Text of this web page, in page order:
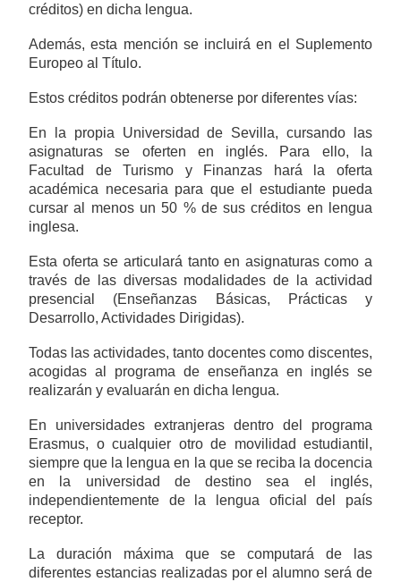
créditos) en dicha lengua.
Además, esta mención se incluirá en el Suplemento
Europeo al Título.
Estos créditos podrán obtenerse por diferentes vías:
En la propia Universidad de Sevilla, cursando las
asignaturas se oferten en inglés. Para ello, la
Facultad de Turismo y Finanzas hará la oferta
académica necesaria para que el estudiante pueda
cursar al menos un 50 % de sus créditos en lengua
inglesa.
Esta oferta se articulará tanto en asignaturas como a
través de las diversas modalidades de la actividad
presencial (Enseñanzas Básicas, Prácticas y
Desarrollo, Actividades Dirigidas).
Todas las actividades, tanto docentes como discentes,
acogidas al programa de enseñanza en inglés se
realizarán y evaluarán en dicha lengua.
En universidades extranjeras dentro del programa
Erasmus, o cualquier otro de movilidad estudiantil,
siempre que la lengua en la que se reciba la docencia
en la universidad de destino sea el inglés,
independientemente de la lengua oficial del país
receptor.
La duración máxima que se computará de las
diferentes estancias realizadas por el alumno será de